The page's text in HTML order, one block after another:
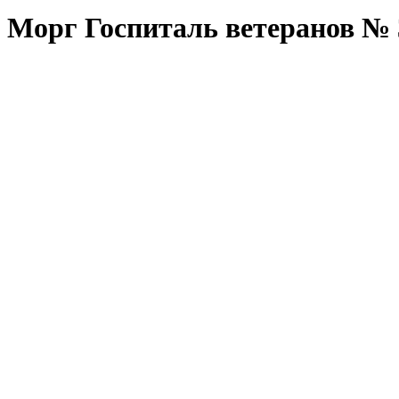
Морг Госпиталь ветеранов №